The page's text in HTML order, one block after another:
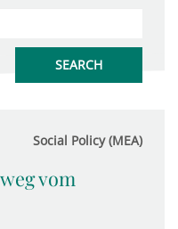
Social Policy (MEA)
vom